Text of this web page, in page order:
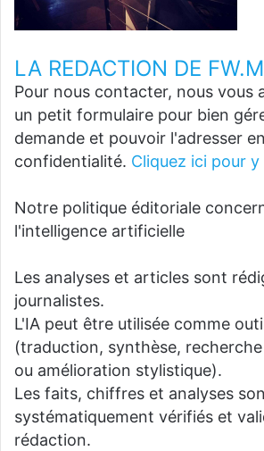
LA REDACTION DE
Pour nous contacter, nous vous
un petit formulaire pour bien
demande et pouvoir l'adresser
confidentialité. Cliquez ici pour
Notre politique éditoriale
l'intelligence artificielle
Les analyses et articles sont
journalistes.
L'IA peut être utilisée comme
(traduction, synthèse,
ou amélioration stylistique).
Les faits, chiffres et analyses
systématiquement vérifiés et
rédaction.